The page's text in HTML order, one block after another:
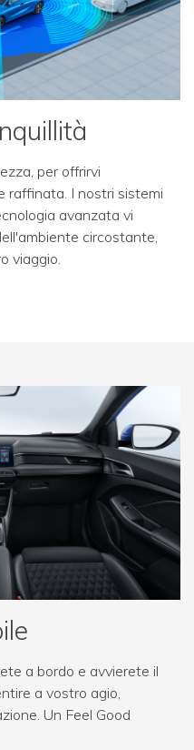
per offrirvi
raffinata. I nostri sistemi
avanzata vi
circostante,
viaggio.
a bordo e avvierete il
a vostro agio,
Un Feel Good